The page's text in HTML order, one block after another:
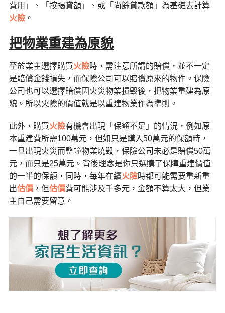
費用」、「按揭貸額」、或「尚餘貸款額」為基礎去計算
火險。
把物業重建為原貌
至於業主選擇購買火險時，需注意所謂的賠償，並不一定
是賠償金錢損失，而保險公司可以賠償原來的物件。保險
公司也可以選擇賠償因火災物業損毁後，把物業重建為原
貌。所以火險的價值就是以重建物業作為準則。
此外，購買火險有機會出現「保額不足」的情況，例如原
本重建費所需100萬元，但如只是購入50萬元的保額時，
一旦出現火災而整幢物業燒毁，保險公司未必是賠償50萬
元，而只是25萬元。背後理念是你只選購了保障重建價值
的一半的保額，同時，每年在續火險時都可能需要重新重
出估價，但估價費可能涉及千多元，金額不算太大，但業
主自己需要留意。